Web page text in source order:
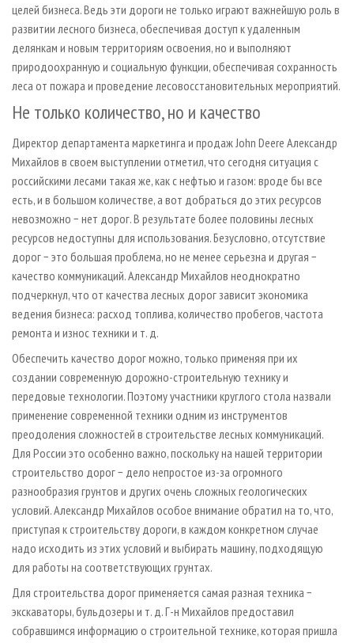
целей бизнеса. Ведь эти дороги не только играют важнейшую роль в
развитии лесного бизнеса, обеспечивая доступ к удаленным
делянкам и новым территориям освоения, но и выполняют
природоохранную и социальную функции, обеспечивая сохранность
леса от пожара и проведение лесовосстановительных мероприятий.
Не только количество, но и качество
Директор департамента маркетинга и продаж John Deere Александр
Михайлов в своем выступлении отметил, что сегодня ситуация с
российскими лесами такая же, как с нефтью и газом: вроде бы все
есть, и в большом количестве, а вот добраться до этих ресурсов
невозможно − нет дорог. В результате более половины лесных
ресурсов недоступны для использования. Безусловно, отсутствие
дорог − это большая проблема, но не менее серьезна и другая −
качество коммуникаций. Александр Михайлов неоднократно
подчеркнул, что от качества лесных дорог зависит экономика
ведения бизнеса: расход топлива, количество пробегов, частота
ремонта и износ техники и т. д.
Обеспечить качество дорог можно, только применяя при их
создании современную дорожно-строительную технику и
передовые технологии. Поэтому участники круглого стола назвали
применение современной техники одним из инструментов
преодоления сложностей в строительстве лесных коммуникаций.
Для России это особенно важно, поскольку на нашей территории
строительство дорог − дело непростое из-за огромного
разнообразия грунтов и других очень сложных геологических
условий. Александр Михайлов особое внимание обратил на то, что,
приступая к строительству дороги, в каждом конкретном случае
надо исходить из этих условий и выбирать машину, подходящую
для работы на соответствующих грунтах.
Для строительства дорог применяется самая разная техника −
экскаваторы, бульдозеры и т. д. Г-н Михайлов предоставил
собравшимся информацию о строительной технике, которая пришла